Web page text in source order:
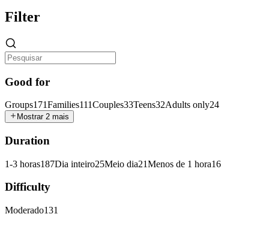
Filter
Good for
Groups171Families111Couples33Teens32Adults only24
Mostrar 2 mais
Duration
1-3 horas187Dia inteiro25Meio dia21Menos de 1 hora16
Difficulty
Moderado131